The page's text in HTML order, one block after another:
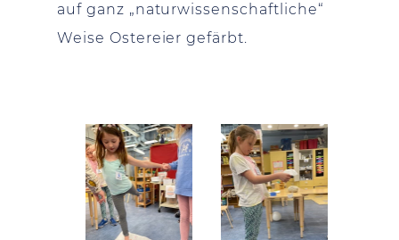
auf ganz „naturwissenschaftliche“
Weise Ostereier gefärbt.